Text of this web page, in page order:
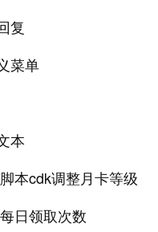
复
菜单
本
本cdk调整月卡等级
日领取次数